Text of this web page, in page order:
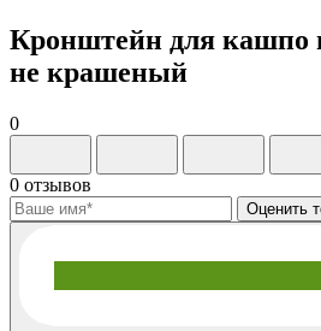
Кронштейн для
не крашеный
0
0 отзывов